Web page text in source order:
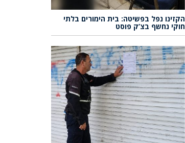
הקזינו נפל בפשיטה: בית הימורים בלתי
חוקי נחשף בצ’ק פוסט